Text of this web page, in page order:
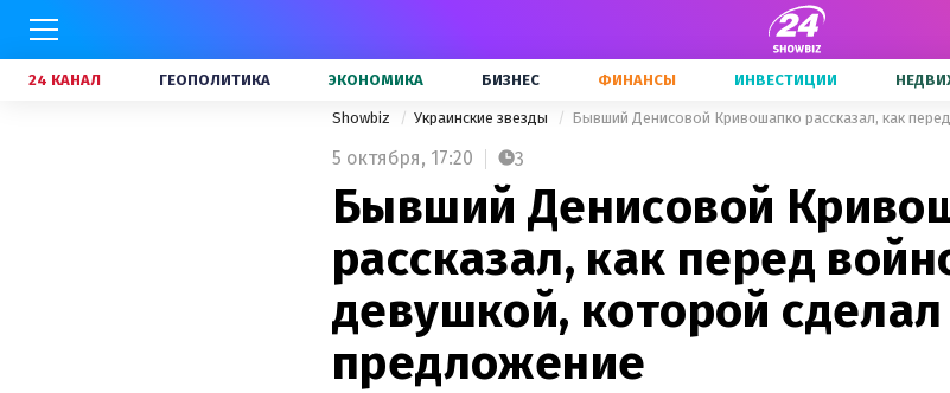
24 КАНАЛ ГЕОПОЛИТИКА ЭКОНОМИКА БИЗНЕС ФИНАНСЫ ИНВЕСТИЦИИ
Showbiz Украинские звезды
5 октября, 17:20 3
Бывший Денисовой
рассказал, как перед
девушкой, которой сделал
предложение